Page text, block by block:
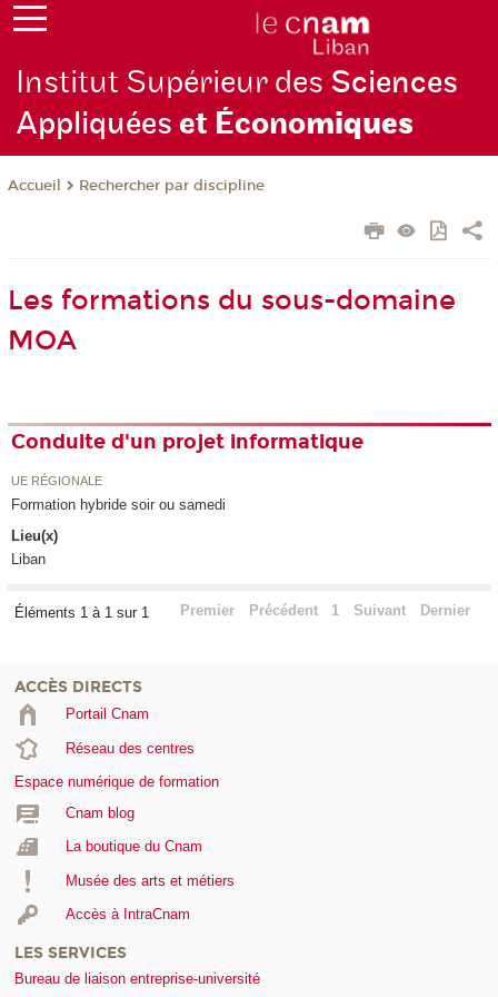
Institut Supérieur des Sciences
Appliquéeset Économiques
Accueil Rechercher par discipline
Les formations du sous-domaine
MOA
Conduite d'un projet informatique
UE RÉGIONALE
Formation hybride soir ou samedi
Lieu(x)
Liban
Éléments 1 à 1 sur 1 Premier Précédent 1 Suivant Dernier
ACCÈS DIRECTS
Portail Cnam
Réseau des centres
Espace numérique de formation
Cnam blog
La boutique du Cnam
Musée des arts et métiers
Accès à IntraCnam
LES SERVICES
Bureau de liaison entreprise-université